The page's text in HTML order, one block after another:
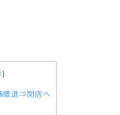
]
撤退⇒閉店へ